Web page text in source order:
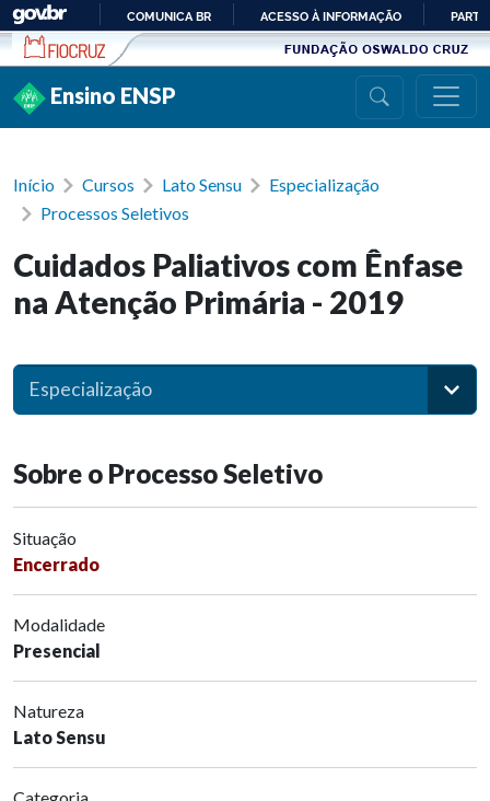
Ir para conteúdo
PARA
COMUNICA BR ACESSO À INFORMAÇÃO
Ensino ENSP
Início Cursos Lato Sensu
Especialização
Processos Seletivos
Cuidados Paliativos com Ênfase
na Atenção Primária - 2019
Especialização
Sobre o Processo Seletivo
Situação
Encerrado
Modalidade
Presencial
Natureza
Lato Sensu